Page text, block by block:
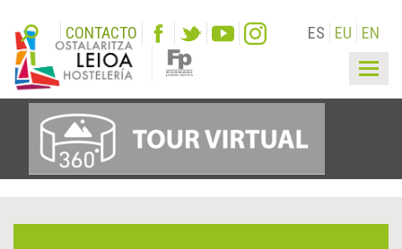
CONTACTO ES EU EN